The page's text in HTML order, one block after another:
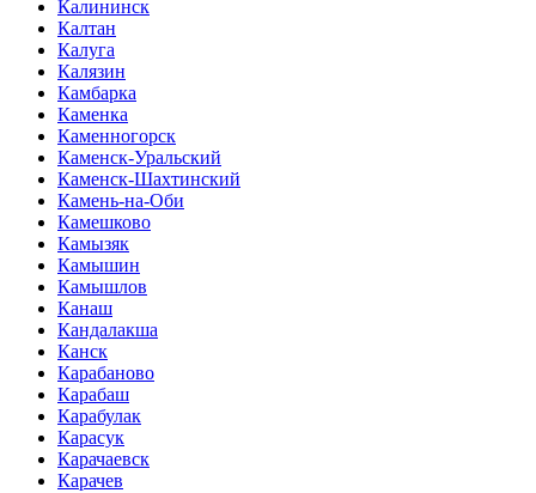
Калининск
Калтан
Калуга
Калязин
Камбарка
Каменка
Каменногорск
Каменск-Уральский
Каменск-Шахтинский
Камень-на-Оби
Камешково
Камызяк
Камышин
Камышлов
Канаш
Кандалакша
Канск
Карабаново
Карабаш
Карабулак
Карасук
Карачаевск
Карачев